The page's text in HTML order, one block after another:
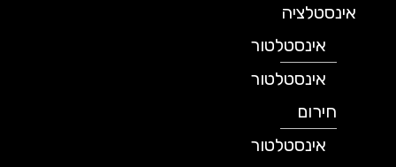
אינסטלציה
אינסטלטור
אינסטלטור
חירום
אינסטלטור